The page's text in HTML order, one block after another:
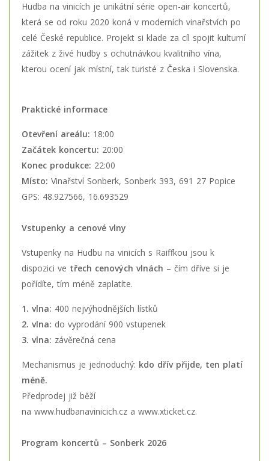
Hudba na vinicích je unikátní série open-air koncertů,
která se od roku 2020 koná v moderních vinařstvích po
celé České republice. Projekt si klade za cíl spojit kulturní
zážitek z živé hudby s ochutnávkou kvalitního vína,
kterou ocení jak místní, tak turisté z Česka i Slovenska.
Praktické informace
Otevření areálu: 18:00
Začátek koncertu: 20:00
Konec produkce: 22:00
Místo: Vinařství Sonberk, Sonberk 393, 691 27 Popice
GPS: 48.927566, 16.693529
Vstupenky a cenové vlny
Vstupenky na Hudbu na vinicích s Raiffkou jsou k
dispozici ve třech cenových vlnách – čím dříve si je
pořídíte, tím méně zaplatíte.
1. vlna: 400 nejvýhodnějších lístků
2. vlna: do vyprodání 900 vstupenek
3. vlna: závěrečná cena
Mechanismus je jednoduchý: kdo dřív přijde, ten platí
méně.
Předprodej již běží
na www.hudbanavinicich.cz a www.xticket.cz.
Program koncertů – Sonberk 2026